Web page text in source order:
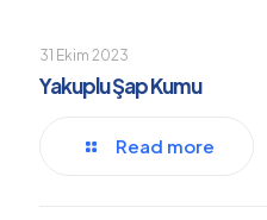
31 Ekim 2023
Yakuplu Şap Kumu
Read more